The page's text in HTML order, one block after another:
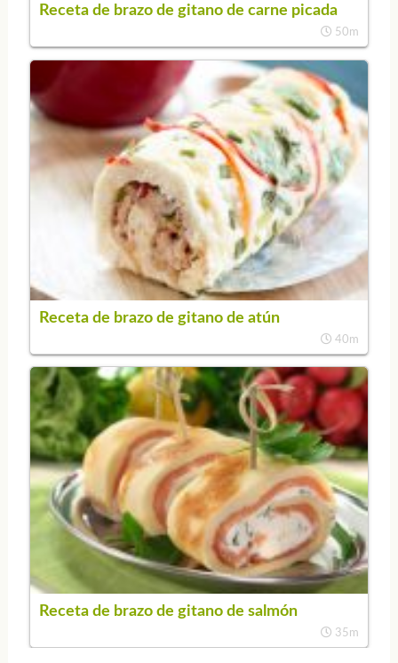
Receta de brazo de gitano de carne picada
50m
Receta de brazo de gitano de atún
40m
Receta de brazo de gitano de salmón
35m